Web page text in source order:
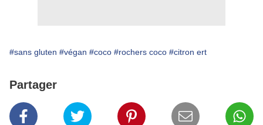
#sans gluten #végan #coco #rochers coco #citron ert
Partager